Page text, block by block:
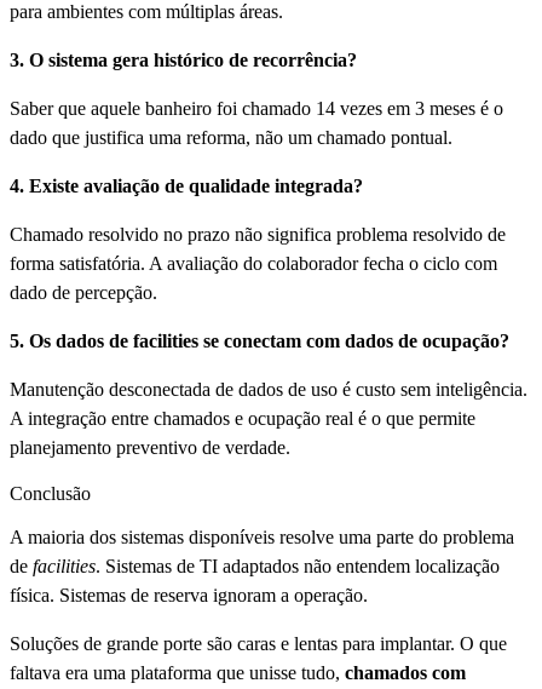
para ambientes com múltiplas áreas.
3. O sistema gera histórico de recorrência?
Saber que aquele banheiro foi chamado 14 vezes em 3 meses é o
dado que justifica uma reforma, não um chamado pontual.
4. Existe avaliação de qualidade integrada?
Chamado resolvido no prazo não significa problema resolvido de
forma satisfatória. A avaliação do colaborador fecha o ciclo com
dado de percepção.
5. Os dados de facilities se conectam com dados de ocupação?
Manutenção desconectada de dados de uso é custo sem inteligência.
A integração entre chamados e ocupação real é o que permite
planejamento preventivo de verdade.
Conclusão
A maioria dos sistemas disponíveis resolve uma parte do problema
de facilities. Sistemas de TI adaptados não entendem localização
física. Sistemas de reserva ignoram a operação.
Soluções de grande porte são caras e lentas para implantar. O que
faltava era uma plataforma que unisse tudo, chamados com